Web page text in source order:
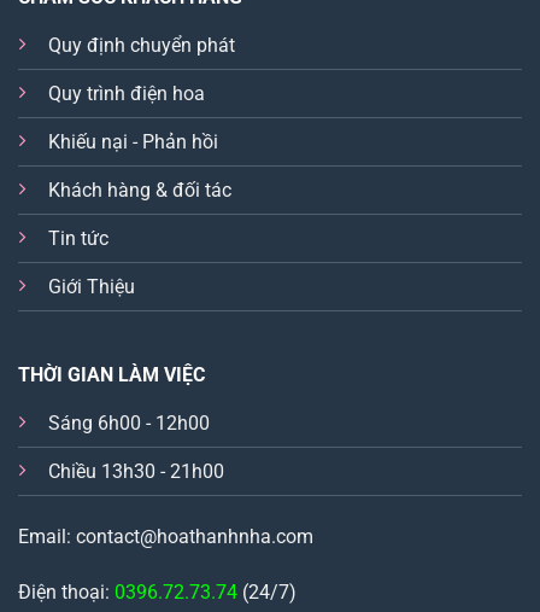
Quy định chuyển phát
Quy trình điện hoa
Khiếu nại - Phản hồi
Khách hàng & đối tác
Tin tức
Giới Thiệu
THỜI GIAN LÀM VIỆC
Sáng 6h00 - 12h00
Chiều 13h30 - 21h00
Email: contact@hoathanhnha.com
Điện thoại: 0396.72.73.74 (24/7)